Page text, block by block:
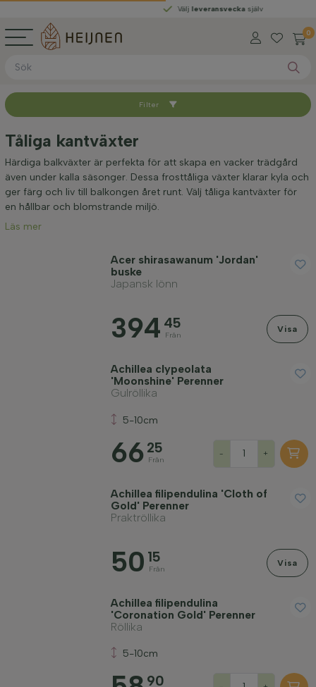
leveransveckasjälv
0
Sortera med
Tillgänglig
Typ av rot
Filter
Tåliga kantväxter
Härdiga balkväxter är perfekta för att skapa en vacker trädgård
även under kalla säsonger. Dessa frosttåliga växter klarar kyla och
ger färg och liv till balkongen året runt. Välj tåliga kantväxter för
en hållbar och blomstrande miljö.
Läs mer
Acer shirasawanum 'Jordan'
buske
Japansk lönn
394 45
Från
Visa
Achillea clypeolata
'Moonshine' Perenner
Gulröllika
5-10cm
66 25
Från
- +
Achillea filipendulina 'Cloth of
Gold' Perenner
Praktröllika
50 15
Från
Visa
Achillea filipendulina
'Coronation Gold' Perenner
Röllika
5-10cm
90